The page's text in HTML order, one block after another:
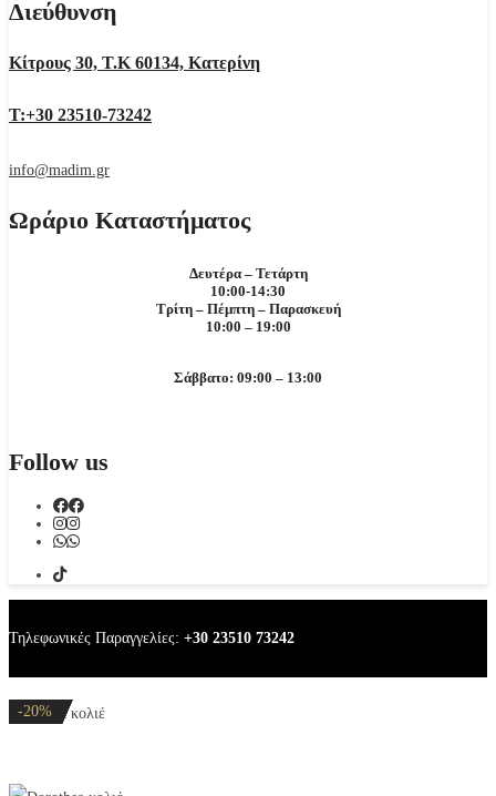
Διεύθυνση
Κίτρους 30, Τ.Κ 60134, Κατερίνη
Τ:+30 23510-73242
info@madim.gr
Ωράριο Καταστήματος
Δευτέρα – Τετάρτη
10:00-14:30
Τρίτη – Πέμπτη – Παρασκευή
10:00 – 19:00
Σάββατο: 09:00 – 13:00
Follow us
Τηλεφωνικές Παραγγελίες: +30 23510 73242
Dorothea κολιέ
-20%
-20%
-20%
-20%
-20%